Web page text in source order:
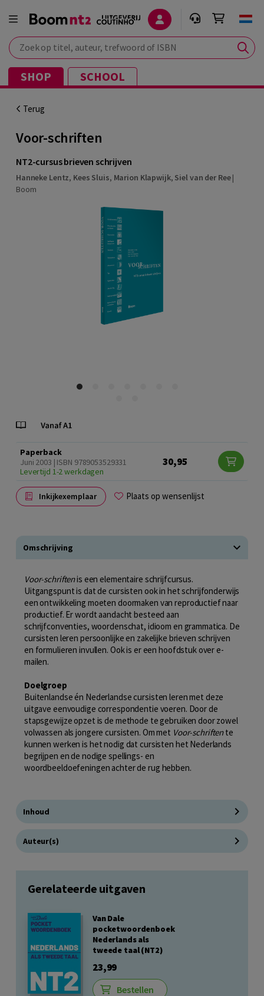
Zoek op titel, auteur, trefwoord of ISBN
SHOP SCHOOL
Terug
Voor-schriften
NT2-cursus brieven schrijven
Hanneke Lentz, Kees Sluis, Marion Klapwijk, Siel van der Ree|
Boom
Paperback
Juni 2003 | ISBN 9789053529331
Levertijd 1-2 werkdagen
30,95
Inkijkexemplaar Plaats op wensenlijst
Omschrijving
Voor-schriftenis een elementaire schrijfcursus.
Uitgangspunt is dat de cursisten ook in het schrijfonderwijs
een ontwikkeling moeten doormaken van reproductief naar
productief. Er wordt aandacht besteed aan
schrijfconventies, woordenschat, idioom en grammatica. De
cursisten leren persoonlijke en zakelijke brieven schrijven
en formulieren invullen. Ook is er een hoofdstuk over e-
mailen.
Doelgroep
Buitenlandse én Nederlandse cursisten leren met deze
uitgave eenvoudige correspondentie voeren. Door de
stapsgewijze opzet is de methode te gebruiken door zowel
volwassen als jongere cursisten. Om met Voor-schriftente
kunnen werken is het nodig dat cursisten het Nederlands
begrijpen en de nodige spellings- en
woordbeeldoefeningen achter de rug hebben.
Inhoud
Auteur(s)
Gerelateerde uitgaven
Van Dale
pocketwoordenboek
Nederlands als
tweede taal (NT2)
23,99
Bestellen